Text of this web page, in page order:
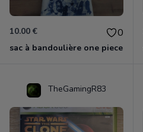
10.00 € 0
sac à bandoulière one piece
TheGamingR83